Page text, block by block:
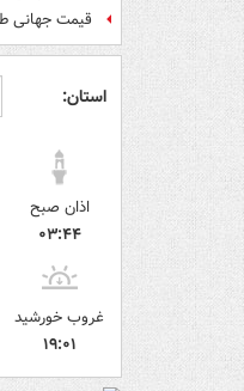
قیمت جهانی طلا
استان:
اذان صبح
۰۳:۴۴
غروب خورشید
۱۹:۰۱